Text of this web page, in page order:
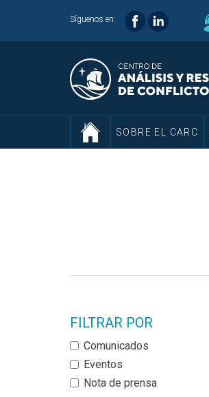
Síguenos en:
SOBRE EL CARC
FILTRAR POR
Comunicados
Eventos
Nota de prensa